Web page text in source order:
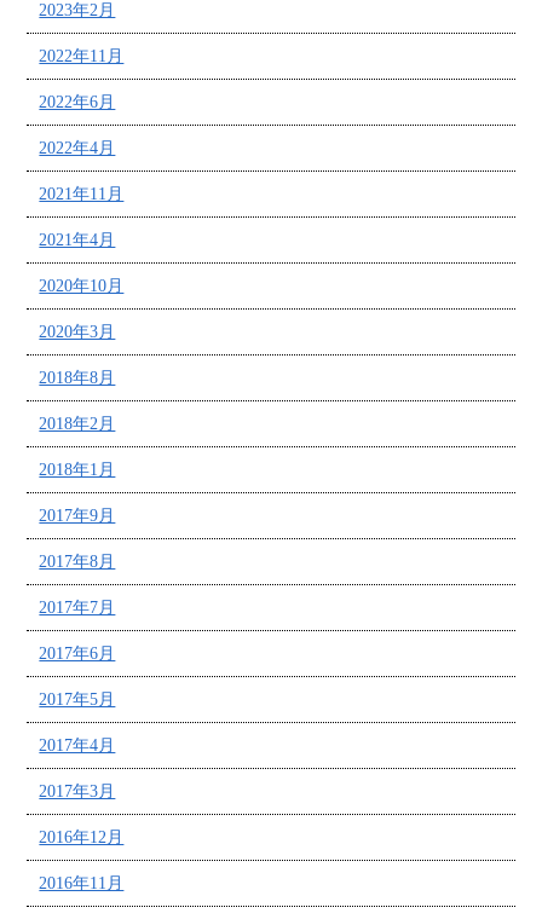
2023年2月
2022年11月
2022年6月
2022年4月
2021年11月
2021年4月
2020年10月
2020年3月
2018年8月
2018年2月
2018年1月
2017年9月
2017年8月
2017年7月
2017年6月
2017年5月
2017年4月
2017年3月
2016年12月
2016年11月